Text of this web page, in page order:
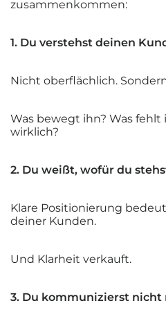
zusammenkommen:
1. Du verstehst deinen
Nicht oberflächlich.
Was bewegt ihn? Was fehlt
wirklich?
2. Du weißt, wofür du
Klare Positionierung
deiner Kunden.
Und Klarheit verkauft.
3. Du kommunizierst nicht